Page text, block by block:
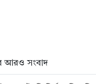
আরও সংবাদ